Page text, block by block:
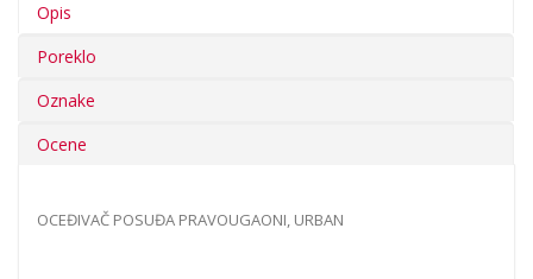
Opis
Poreklo
Oznake
Ocene
OCEĐIVAČ POSUĐA PRAVOUGAONI, URBAN